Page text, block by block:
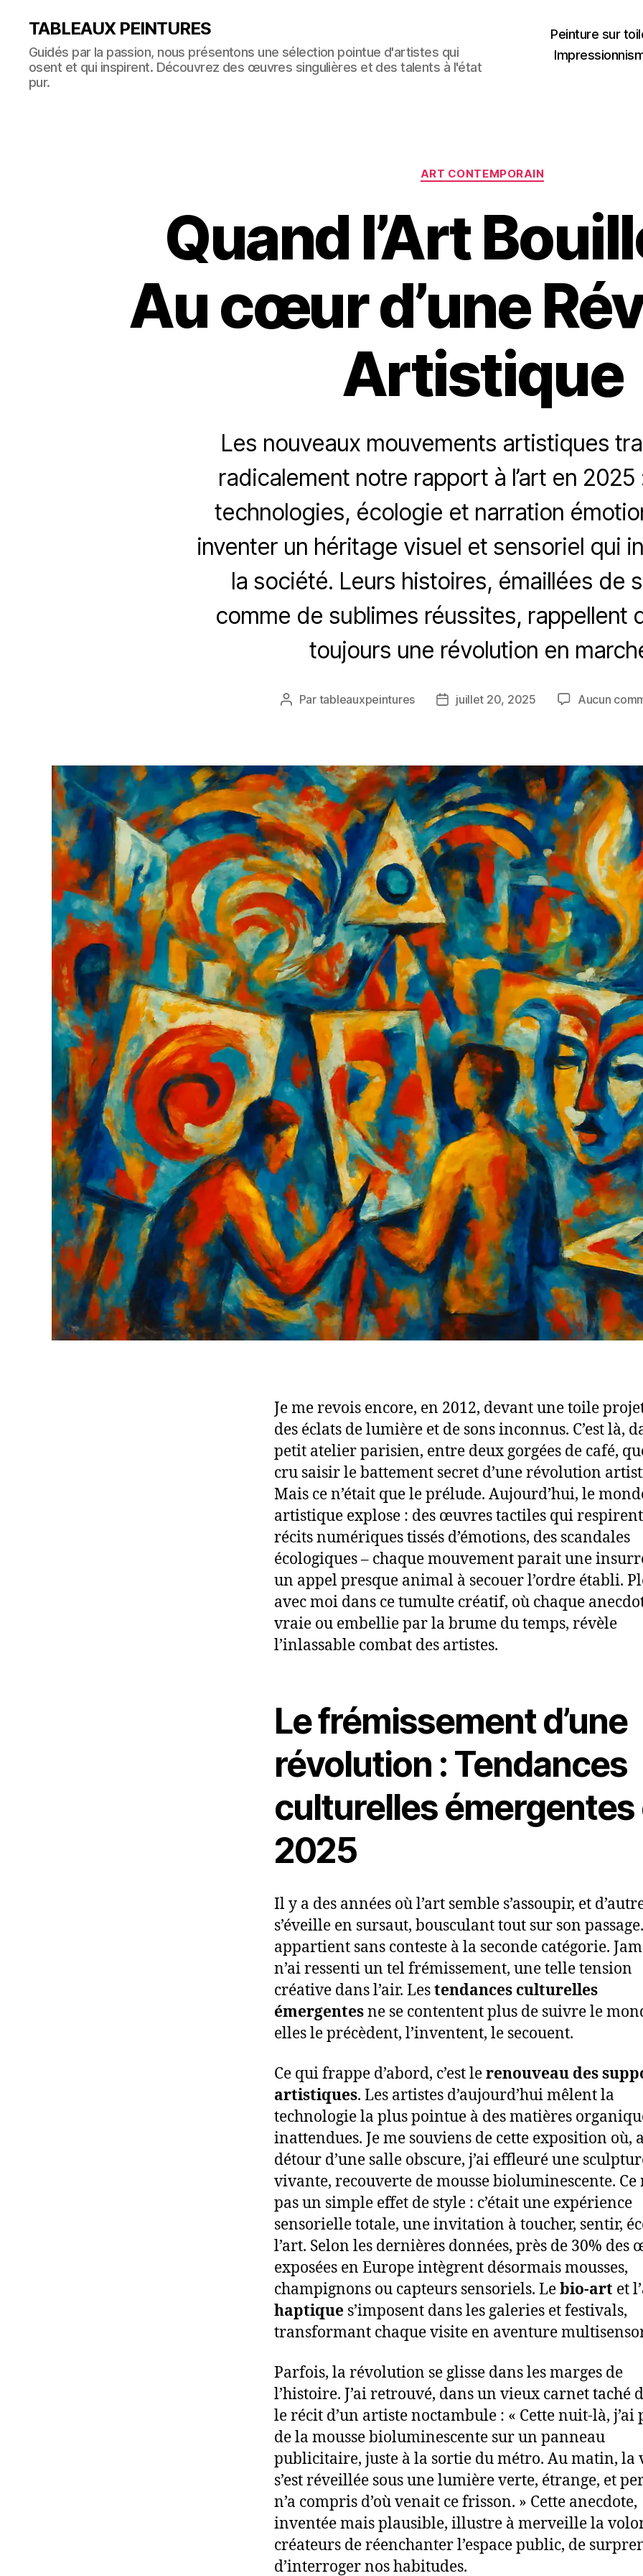
TABLEAUX PEINTURES
Guidés par la passion, nous présentons une sélection pointue d'artistes qui
osent et qui inspirent. Découvrez des œuvres singulières et des talents à l'état
pur.
Peinture sur
Catégories
ART CONTEMPORAIN
Quand l’Art
Au cœur d’une
Artistique
Les nouveaux mouvements artistiques
radicalement notre rapport à l’art en 2025
technologies, écologie et narration
inventer un héritage visuel et sensoriel qui
la société. Leurs histoires, émaillées de
comme de sublimes réussites, rappellent
toujours une révolution en
Auteur
Par tableauxpeintures
Datejuillet 20, 2025 Aucun
Je me revois encore, en 2012, devant une toile
des éclats de lumière et de sons inconnus. C’est là,
petit atelier parisien, entre deux gorgées de café,
cru saisir le battement secret d’une révolution
Mais ce n’était que le prélude. Aujourd’hui, le
artistique explose : des œuvres tactiles qui
récits numériques tissés d’émotions, des scandales
écologiques – chaque mouvement parait une
un appel presque animal à secouer l’ordre établi.
avec moi dans ce tumulte créatif, où chaque
vraie ou embellie par la brume du temps, révèle
l’inlassable combat des artistes.
Le frémissement d’une
révolution : Tendances
culturelles émergentes
2025
Il y a des années où l’art semble s’assoupir, et
s’éveille en sursaut, bousculant tout sur son
appartient sans conteste à la seconde catégorie.
n’ai ressenti un tel frémissement, une telle tension
créative dans l’air. Lestendances culturelles
émergentesne se contentent plus de suivre le
elles le précèdent, l’inventent, le secouent.
Ce qui frappe d’abord, c’est lerenouveau des
artistiques. Les artistes d’aujourd’hui mêlent la
technologie la plus pointue à des matières
inattendues. Je me souviens de cette exposition où,
détour d’une salle obscure, j’ai effleuré une
vivante, recouverte de mousse bioluminescente. Ce
pas un simple effet de style : c’était une expérience
sensorielle totale, une invitation à toucher, sentir,
l’art. Selon les dernières données, près de 30% des
exposées en Europe intègrent désormais mousses,
champignons ou capteurs sensoriels. Lebio-art et l’
haptique s’imposent dans les galeries et festivals,
transformant chaque visite en aventure
Parfois, la révolution se glisse dans les marges de
l’histoire. J’ai retrouvé, dans un vieux carnet taché
le récit d’un artiste noctambule : « Cette nuit-là, j’ai
de la mousse bioluminescente sur un panneau
publicitaire, juste à la sortie du métro. Au matin, la
s’est réveillée sous une lumière verte, étrange, et
n’a compris d’où venait ce frisson. » Cette anecdote,
inventée mais plausible, illustre à merveille la
créateurs de réenchanter l’espace public, de
d’interroger nos habitudes.